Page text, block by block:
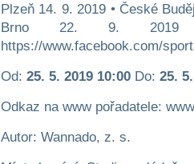
Plzeň 14. 9. 2019 • České
Brno 22. 9.
https://www.facebook.com/
Od: 25. 5. 2019 10:00 Do: 25.
Odkaz na www pořadatele:
Autor: Wannado, z. s.